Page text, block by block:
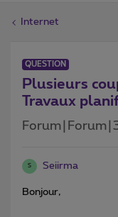
Internet
QUESTION
Plusieurs
Travaux
S Seiirma
Bonjour,